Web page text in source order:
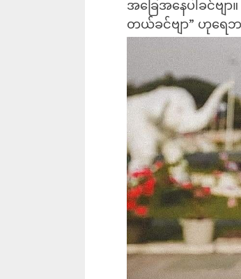
အခြေအနေပါခင်ဗ
တယ်ခင်ဗျာ” ဟုရေဘ